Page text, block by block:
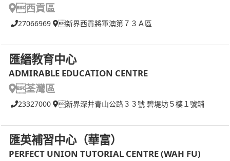
西貢區
27066969 新界西貢將軍澳第７３Ａ區
匯縉教育中心
ADMIRABLE EDUCATION CENTRE
荃灣區
23327000 新界深井青山公路３３號 碧堤坊５樓１號舖
匯英補習中心（華富）
PERFECT UNION TUTORIAL CENTRE (WAH FU)